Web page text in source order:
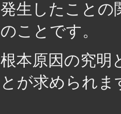
発生したことの
のことです。
根本原因の究明
とが求められま